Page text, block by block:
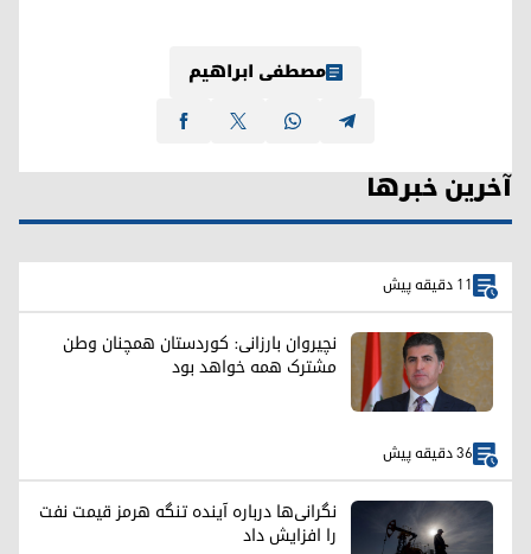
مصطفی ابراهیم
آخرین خبرها
11 دقیقه پیش
نچیروان بارزانی: کوردستان همچنان وطن
مشترک همه خواهد بود
36 دقیقه پیش
نگرانی‌ها درباره آینده تنگه هرمز قیمت نفت
را افزایش داد